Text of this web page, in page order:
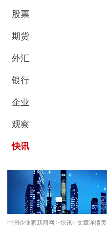
股票
期货
外汇
银行
企业
观察
快讯
中国企业家新闻网 > 快讯> 文章详情页